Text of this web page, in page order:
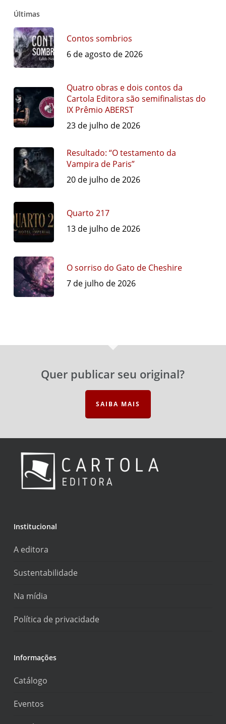
Últimas
Contos sombrios
6 de agosto de 2026
Quatro obras e dois contos da
Cartola Editora são semifinalistas do
IX Prêmio ABERST
23 de julho de 2026
Resultado: “O testamento da
Vampira de Paris”
20 de julho de 2026
Quarto 217
13 de julho de 2026
O sorriso do Gato de Cheshire
7 de julho de 2026
Quer publicar seu original?
SAIBA MAIS
Institucional
A editora
Sustentabilidade
Na mídia
Política de privacidade
Informações
Catálogo
Eventos